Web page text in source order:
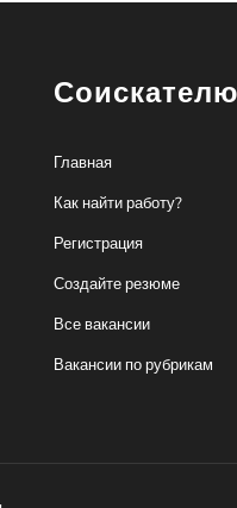
Соискателю
Главная
Как найти работу?
Регистрация
Создайте резюме
Все вакансии
Вакансии по рубрикам